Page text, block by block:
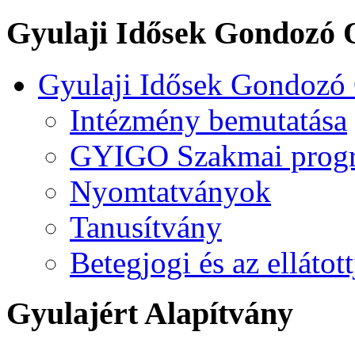
Gyulaji Idősek Gondozó
Gyulaji Idősek Gondozó
Intézmény bemutatása
GYIGO Szakmai
Nyomtatványok
Tanusítvány
Betegjogi és az
Gyulajért Alapítvány